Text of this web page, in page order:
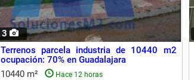
3
Terrenos parcela industria de 10440 m2
ocupación: 70% en Guadalajara
10440 m²
Hace 12 horas